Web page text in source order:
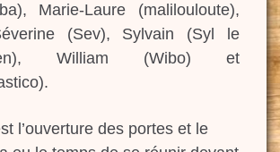
Marie-Laure (malilouloute),
(Sev), Sylvain (Syl le
William (Wibo) et
l’ouverture des portes et le